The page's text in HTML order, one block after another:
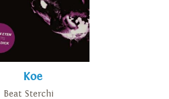
Koe
Beat Sterchi